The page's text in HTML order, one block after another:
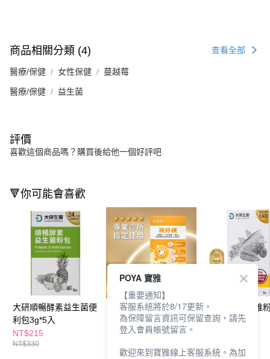
商品相關分類 (4) 查看全部
醫療/保健 女性保健 蔓越莓
醫療/保健 益生菌
評價
喜歡這個商品嗎？購買後給他一個好評吧
🔻你可能會喜歡
大研順暢酵素益生菌便
利包3g*5入
NT$215
NT$330
科立健視好視膠囊20顆
NT$899
大研高膳食纖維
7.2g*15包
POYA 寶雅
【重要通知】
客服系統將於8/17更新，
為保障留言資訊可保留查詢，請先
登入會員帳號留言。
歡迎來到寶雅線上客服系統。為加